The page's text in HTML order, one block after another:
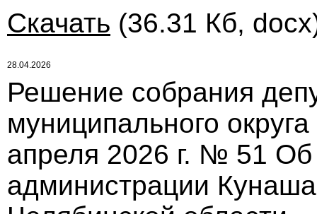
Скачать (36.31 Кб,
28.04.2026
Решение собрания
муниципального
апреля 2026 г. № 51 Об
администрации